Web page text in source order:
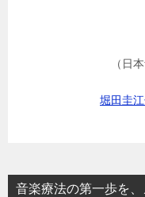
（日
堀田圭
音楽療法の第一歩を